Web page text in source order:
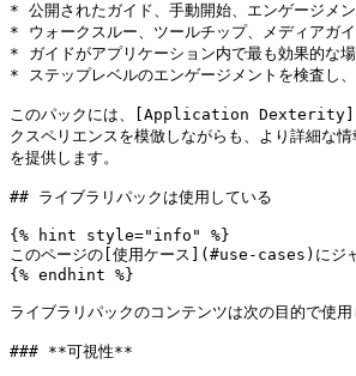
* 公開されたガイド、手動開始、エンゲージメ
* ウォークスルー、ツールチップ、メディアガ
* ガイドがアプリケーション内で最も効果的な場
* ステップレベルのエンゲージメントを検査し、
このパックには、[Application
クスペリエンスを模倣しながらも、より詳細な
を提供します。
## ライブラリパックは使用している
{% hint style="info" %}
このページの[使用ケース](#use-cases)にジャ
{% endhint %}
ライブラリパックのコンテンツは次の目的で使用
### **可視性**